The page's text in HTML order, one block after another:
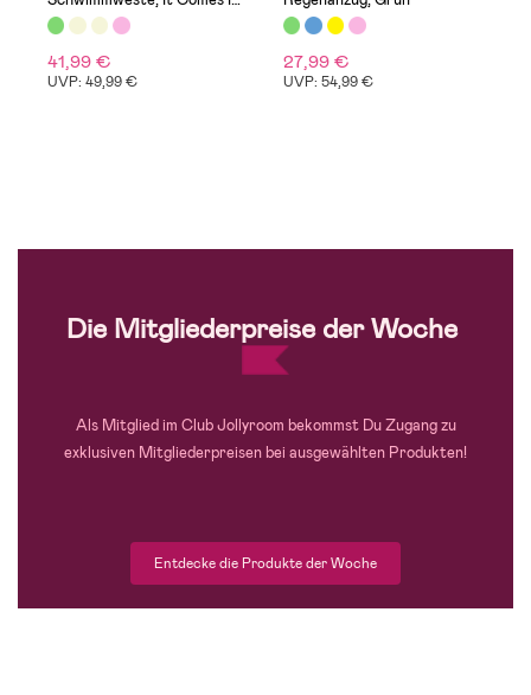
Waves/Peppermint
41,99 €
UVP: 49,99 €
27,99 €
UVP: 54,99 €
Die Mitgliederpreise der Woche
Als Mitglied im Club Jollyroom bekommst Du Zugang zu
exklusiven Mitgliederpreisen bei ausgewählten Produkten!
Entdecke die Produkte der Woche